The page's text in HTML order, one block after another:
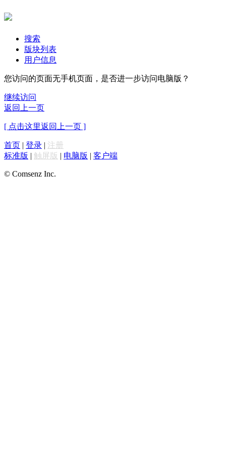
搜索
版块列表
用户信息
您访问的页面无手机页面，是否进一步访问电脑版？
继续访问
返回上一页
[ 点击这里返回上一页 ]
首页 | 登录 | 注册
标准版 | 触屏版 | 电脑版 | 客户端
© Comsenz Inc.